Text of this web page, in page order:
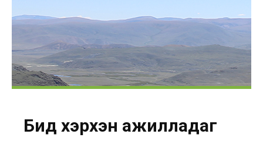
Бид хэрхэн ажилладаг